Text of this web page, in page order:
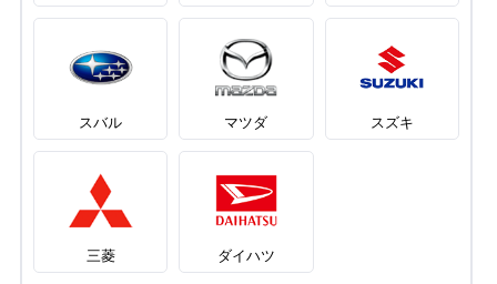
スバル マツダ スズキ
三菱 ダイハツ